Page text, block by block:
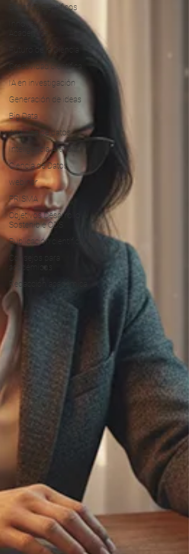
Desafíos científicos
Innovación
Académica
Futuro de la Ciencia
Creatividad científica
IA en investigación
Generación de ideas
Big Data
Analitica de datos
Inteligencia Artificial
Ciencia de Datos
webinar
PRISMA
Objetivos Desarrollo
Sostenible ODS
Publicación científica
Consejos para
académicos
Redacción académica